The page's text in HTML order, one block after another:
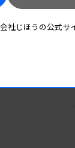
じほうの公式サ